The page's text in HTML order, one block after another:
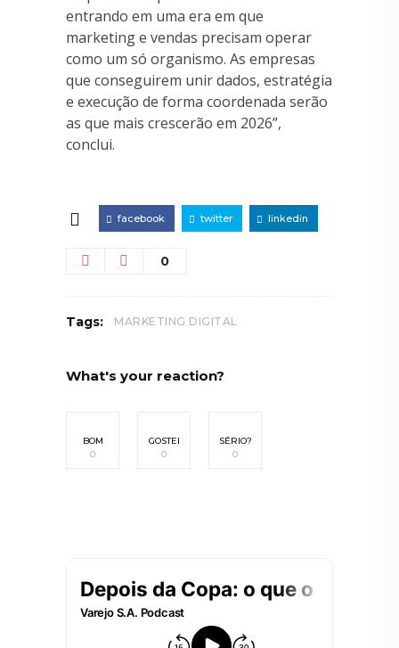
entrando em uma era em que
marketing e vendas precisam operar
como um só organismo. As empresas
que conseguirem unir dados, estratégia
e execução de forma coordenada serão
as que mais crescerão em 2026”,
conclui.
facebook twitter linkedin
0
Tags: MARKETING DIGITAL
What's your reaction?
BOM
0
GOSTEI
0
SÉRIO?
0